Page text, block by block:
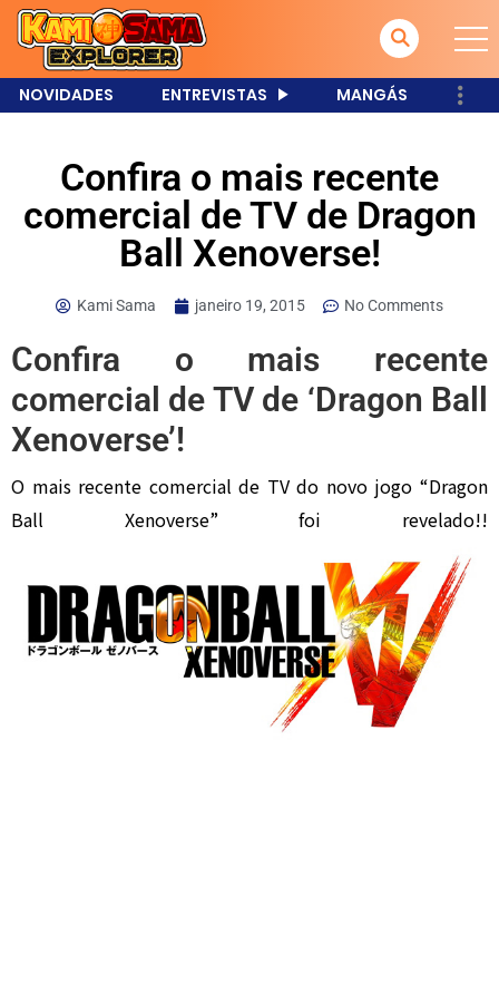
NOVIDADES ENTREVISTAS MANGÁS
Confira o mais recente
comercial de TV de Dragon
Ball Xenoverse!
Kami Sama janeiro 19, 2015 No Comments
Confira o mais recente
comercial de TV de ‘Dragon Ball
Xenoverse’!
O mais recente comercial de TV do novo jogo “Dragon
Ball Xenoverse” foi revelado!!